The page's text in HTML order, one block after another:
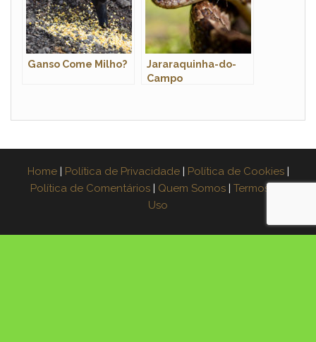
Ganso Come Milho?
Jararaquinha-do-
Campo
Home Política de Privacidade Política de Cookies
Política de Comentários
Quem Somos
Termos de
Uso